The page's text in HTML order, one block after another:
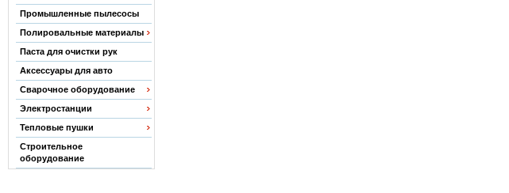
Промышленные пылесосы
Полировальные материалы
Паста для очистки рук
Аксессуары для авто
Сварочное оборудование
Электростанции
Тепловые пушки
Строительное
оборудование